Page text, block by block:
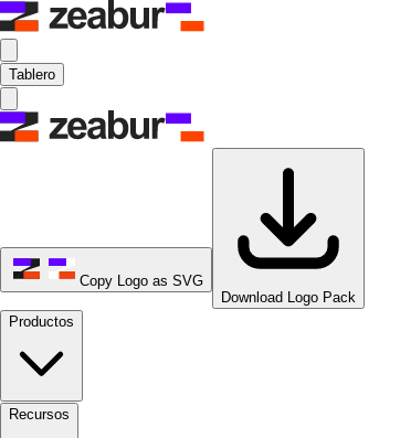
Tablero
Copy Logo as SVG
Download Logo Pack
Productos
Recursos